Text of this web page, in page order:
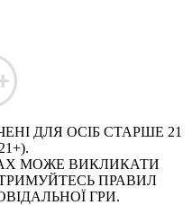
ДЛЯ ОСІБ СТАРШЕ 21
МОЖЕ ВИКЛИКАТИ
ПРАВИЛ
ГРИ.